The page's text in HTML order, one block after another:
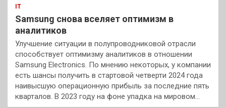
IT
Samsung снова вселяет оптимизм в
аналитиков
Улучшение ситуации в полупроводниковой отрасли
способствует оптимизму аналитиков в отношении
Samsung Electronics. По мнению некоторых, у компании
есть шансы получить в стартовой четверти 2024 года
наивысшую операционную прибыль за последние пять
кварталов. В 2023 году на фоне упадка на мировом…